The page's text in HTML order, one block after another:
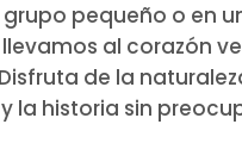
grupo pequeño o en
al corazón
de la
la historia sin